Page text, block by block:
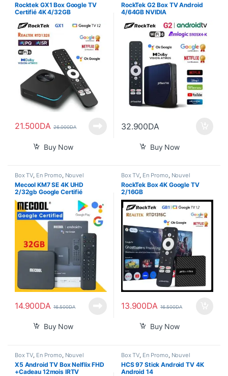
Rocktek GX1 Box Google TV
Certifié 4K 4/32GB
21.500DA 26.000DA
Buy Now
RockTek G2 Box TV Android
4/64GB NVIDIA
32.900DA
Buy Now
Box TV, En Promo, Nouvel
Arrivage ,Smart Home
Mecool KM7 SE 4K UHD
2/32gb Google Certifié
14.900DA 16.500DA
Buy Now
Box TV, En Promo, Nouvel
Arrivage, Smart Home
RockTek Box 4K Google TV
2/16GB
13.900DA 16.500DA
Buy Now
Box TV En Promo Nouvel
Arrivage Smart Home
X5 Android TV Box Nelflix FHD
+Cadeau 12mois IRTV
Box TV En Promo Nouvel
Arrivage Smart Home
HCS 97 Stick Android TV 4K
Android 14